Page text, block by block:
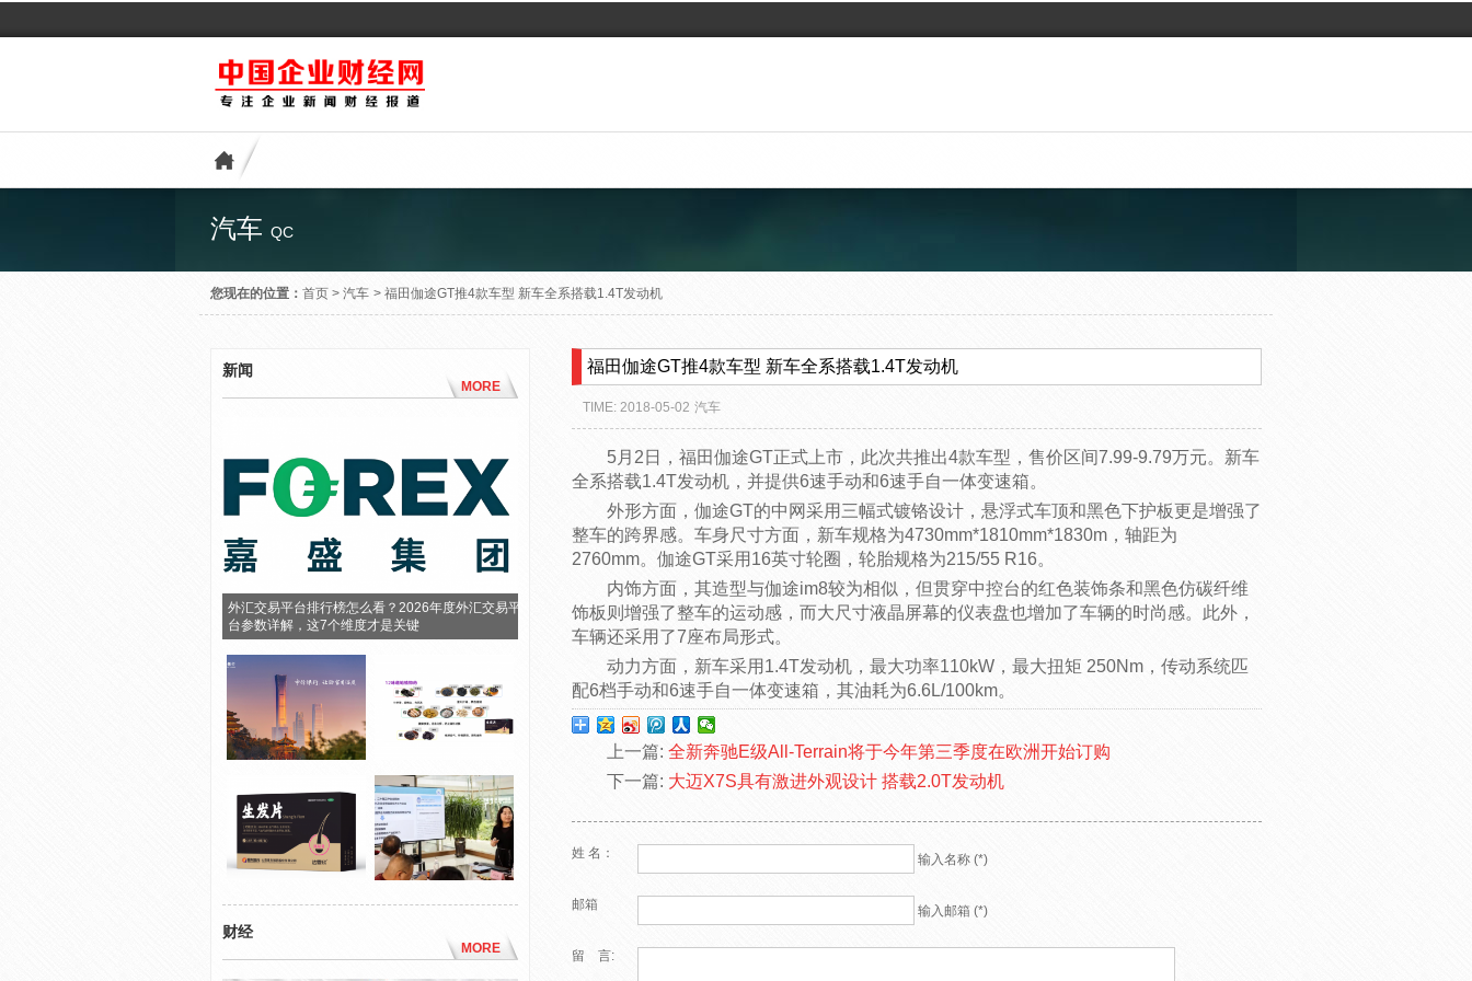
汽车 QC
您现在的位置： 首页 > 汽车 > 福田伽途GT推4款车型 新车全系搭载1.4T发动机
新闻
MORE
外汇交易平台排行榜怎么看？2026年度外汇交易平
台参数详解，这7个维度才是关键
财经
MORE
福田伽途GT推4款车型 新车全系搭载1.4T发动机
TIME: 2018-05-02 汽车
5月2日，福田伽途GT正式上市，此次共推出4款车型，售价区间7.99-9.79万元。新车
全系搭载1.4T发动机，并提供6速手动和6速手自一体变速箱。
外形方面，伽途GT的中网采用三幅式镀铬设计，悬浮式车顶和黑色下护板更是增强了
整车的跨界感。车身尺寸方面，新车规格为4730mm*1810mm*1830m，轴距为
2760mm。伽途GT采用16英寸轮圈，轮胎规格为215/55 R16。
内饰方面，其造型与伽途im8较为相似，但贯穿中控台的红色装饰条和黑色仿碳纤维
饰板则增强了整车的运动感，而大尺寸液晶屏幕的仪表盘也增加了车辆的时尚感。此外，
车辆还采用了7座布局形式。
动力方面，新车采用1.4T发动机，最大功率110kW，最大扭矩 250Nm，传动系统匹
配6档手动和6速手自一体变速箱，其油耗为6.6L/100km。
上一篇: 全新奔驰E级All-Terrain将于今年第三季度在欧洲开始订购
下一篇: 大迈X7S具有激进外观设计 搭载2.0T发动机
姓 名： 输入名称 (*)
邮箱 输入邮箱 (*)
留 言: